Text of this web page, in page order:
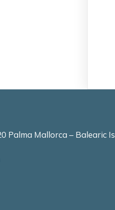
Palma Mallorca – Balearic